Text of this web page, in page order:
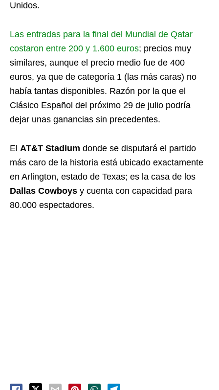
Unidos.
Las entradas para la final del Mundial de Qatar
costaron entre 200 y 1.600 euros; precios muy
similares, aunque el precio medio fue de 400
euros, ya que de categoría 1 (las más caras) no
había tantas disponibles. Razón por la que el
Clásico Español del próximo 29 de julio podría
dejar unas ganancias sin precedentes.
El AT&T Stadium donde se disputará el partido
más caro de la historia está ubicado exactamente
en Arlington, estado de Texas; es la casa de los
Dallas Cowboys y cuenta con capacidad para
80.000 espectadores.